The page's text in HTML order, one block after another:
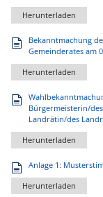
Herunterladen
Bekanntmachung
Gemeinderates am
Herunterladen
Bürgermeisterin/
Landrätin/des
Herunterladen
Anlage 1:
Herunterladen